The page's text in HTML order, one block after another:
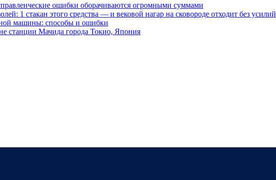
ошибки оборачиваются огромными суммами
1 стакан этого средства — и вековой нагар на сковороде отходит без усилий
машины: способы и ошибки
станции Мачида города Токио, Япония